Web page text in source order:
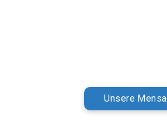
Unsere Mensa